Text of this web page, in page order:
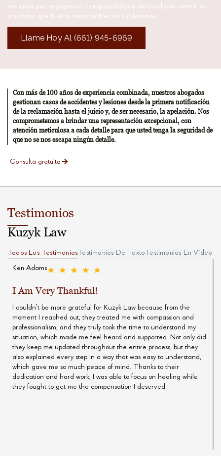
reclamos por negligencia y responsabilidad del producto contra los
acusados ​​que fueron responsables de sus lesiones.
Llame Hoy Al (661) 945-6969
Con más de 100 años de experiencia combinada, nuestros abogados
gestionan casos de accidentes y lesiones desde la primera notificación
de la reclamación hasta el juicio y, de ser necesario, la apelación. Nos
comprometemos a brindar una representación excepcional, con
atención meticulosa a cada detalle para que usted tenga la seguridad de
que no se nos escapa ningún detalle.
Consulta gratuita
Testimonios
Kuzyk Law
Todos Los TestimoniosTestimonios De TextoTestimonios En Vídeo
Ken Adams
I Am Very Thankful!
I couldn’t be more grateful for Kuzyk Law because from the
moment I reached out, they treated me with compassion and
professionalism, and they truly took the time to understand my
situation, which made me feel heard and supported. Not only did
they keep me updated throughout the entire process, but they
also explained every step in a way that was easy to understand,
which gave me so much peace of mind. Thanks to their
dedication and hard work, I was able to focus on healing while
they fought to get me the compensation I deserved.